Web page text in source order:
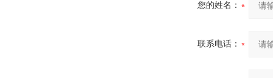
您的姓名：
联系电话：